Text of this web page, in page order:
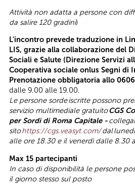
Attività non adatta a persone con
da salire 120 gradini)
L'incontro prevede traduzione in
LIS, grazie alla collaborazione del
Sociali e Salute (Direzione Servizi
Cooperativa sociale onlus Segni di
Prenotazione obbligatoria allo
dalle 9.00 alle 19.00.
Le persone sordeiscritte possono
servizio multimediale gratuitoCGS
per Sordi di Roma Capitale -
sitohttps://cgs.veasyt.com/dallunedì
alle ore 18.30 e il venerdì dalle 8.30
Max 15 partecipanti
In caso di disponibilità le persone
il giorno stesso sul posto